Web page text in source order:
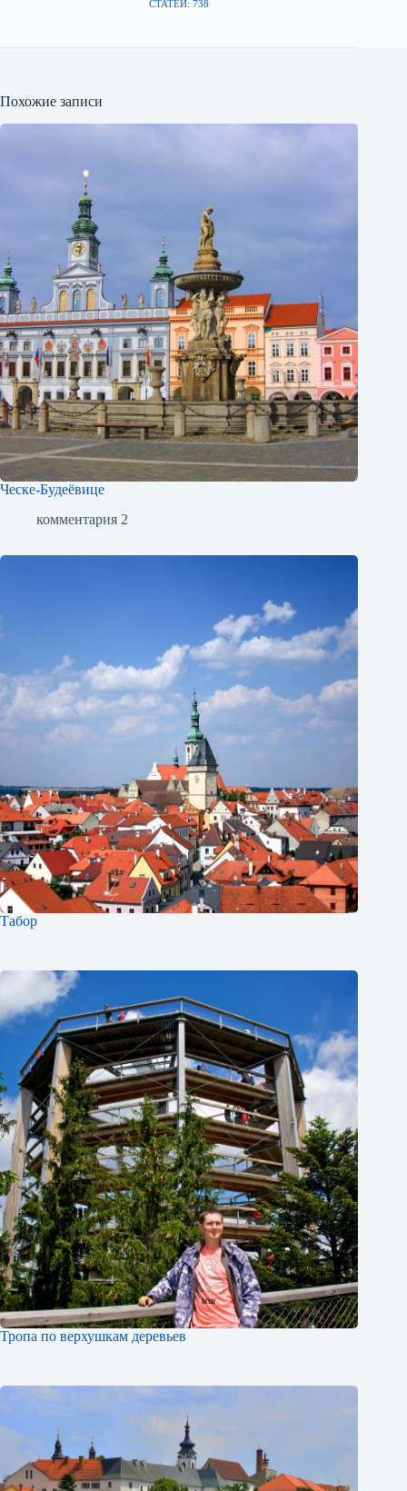
СТАТЕЙ: 738
Похожие записи
Ческе-Будеёвице
комментария 2
Табор
Тропа по верхушкам деревьев